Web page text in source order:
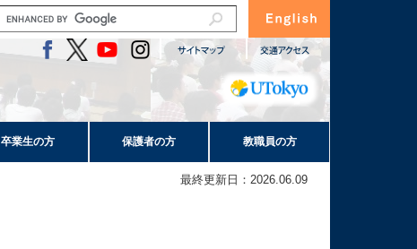
卒業生の方 保護者の方 教職員の方
最終更新日：2026.06.09